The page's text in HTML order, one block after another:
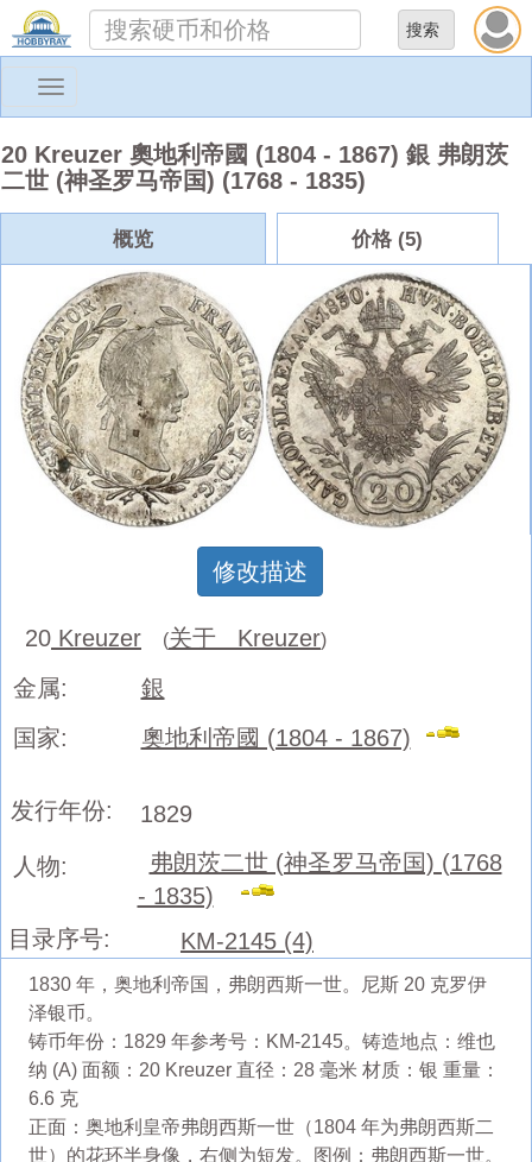
Toggle
20 Kreuzer 奧地利帝國 (1804 - 1867) 銀 弗朗茨
二世 (神圣罗马帝国) (1768 - 1835)
概览 价格 (5)
修改描述
20 Kreuzer (关于 Kreuzer)
金属:
銀
国家:
奧地利帝國 (1804 - 1867)
发行年份:
1829
人物:
弗朗茨二世 (神圣罗马帝国) (1768
- 1835)
目录序号:
KM-2145 (4)
1830 年，奥地利帝国，弗朗西斯一世。尼斯 20 克罗伊
泽银币。
铸币年份：1829 年参考号：KM-2145。铸造地点：维也
纳 (A) 面额：20 Kreuzer 直径：28 毫米 材质：银 重量：
6.6 克
正面：奥地利皇帝弗朗西斯一世（1804 年为弗朗西斯二
世）的花环半身像，右侧为短发。图例：弗朗西斯一世。